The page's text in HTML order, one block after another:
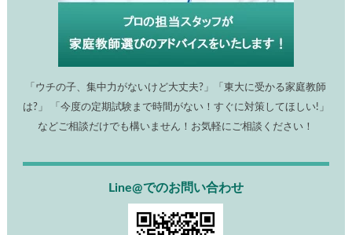
「ウチの子、集中力がないけど大丈夫?」「東大に受かる家庭教師
は?」 「今度の定期試験まで時間がない！すぐに対策してほしい!」
などご相談だけでも構いません！お気軽にご相談ください！
Line@でのお問い合わせ